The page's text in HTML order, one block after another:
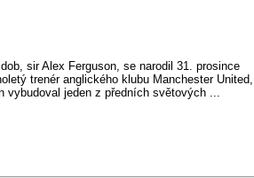
sir Alex Ferguson, se narodil 31. prosince
trenér anglického klubu Manchester United,
vybudoval jeden z předních světových ...